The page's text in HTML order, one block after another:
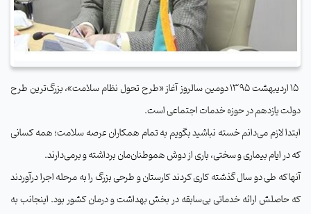
اردیبهشت 1395 دومین سالروز آغاز «طرح تحول نظام سلامت»، بزرگ‌ترین طرح
دولت یازدهم در حوزه خدمات اجتماعی است.
ابتدا لازم می‌دانم خسته نباشید بگویم به تمام همکاران عرصه سلامت؛ همه کسانی
که در ایام بیماری و سختی، باری از دوش هموطنان‌مان برداشته و برمی‌دارند.
آنها که طی دو سال گذشته کاری کردند کارستان و طرحی بزرگ را به مرحله اجرا درآوردند
که حاصلش ارائه خدماتی بی‌سابقه در بخش بهداشت و درمان کشور بود. اینجانب به